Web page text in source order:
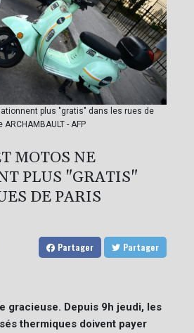
plus "gratis" dans les rues de
- AFP
MOTOS NE
PLUS "GRATIS"
DE PARIS
Partager Partager
gracieuse. Depuis 9h jeudi, les
thermiques doivent payer